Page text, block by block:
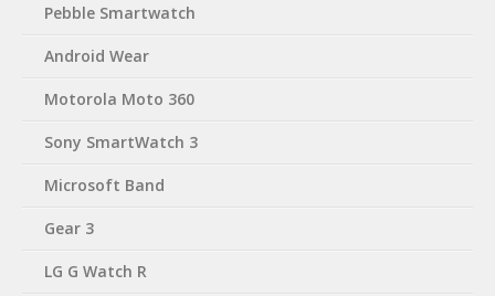
Pebble Smartwatch
Android Wear
Motorola Moto 360
Sony SmartWatch 3
Microsoft Band
Gear 3
LG G Watch R